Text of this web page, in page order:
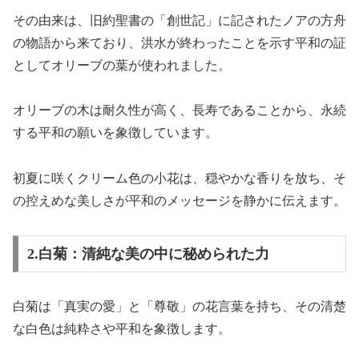
その由来は、旧約聖書の「創世記」に記されたノアの方舟
の物語から来ており、洪水が終わったことを示す平和の証
としてオリーブの葉が使われました。
オリーブの木は耐久性が高く、長寿であることから、永続
する平和の願いを象徴しています。
初夏に咲くクリーム色の小花は、穏やかな香りを放ち、そ
の控えめな美しさが平和のメッセージを静かに伝えます。
2.白菊：清純な美の中に秘められた力
白菊は「真実の愛」と「尊敬」の花言葉を持ち、その清楚
な白色は純粋さや平和を象徴します。